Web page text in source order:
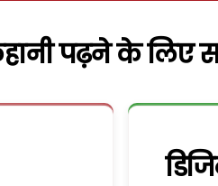
पढ़ने के लिए